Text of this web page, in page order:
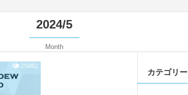
2024/5
Month
25882
カテゴリー